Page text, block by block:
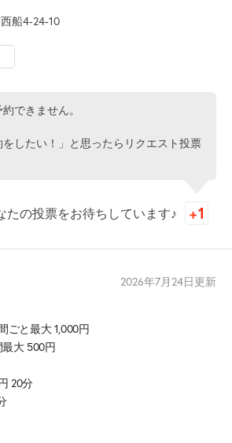
船4-24-10
できません。
をしたい！」と思ったらリクエスト投票
たの投票をお待ちしています♪
2026年7月24日更新
ごと最大 1,000円
最大 500円
20分